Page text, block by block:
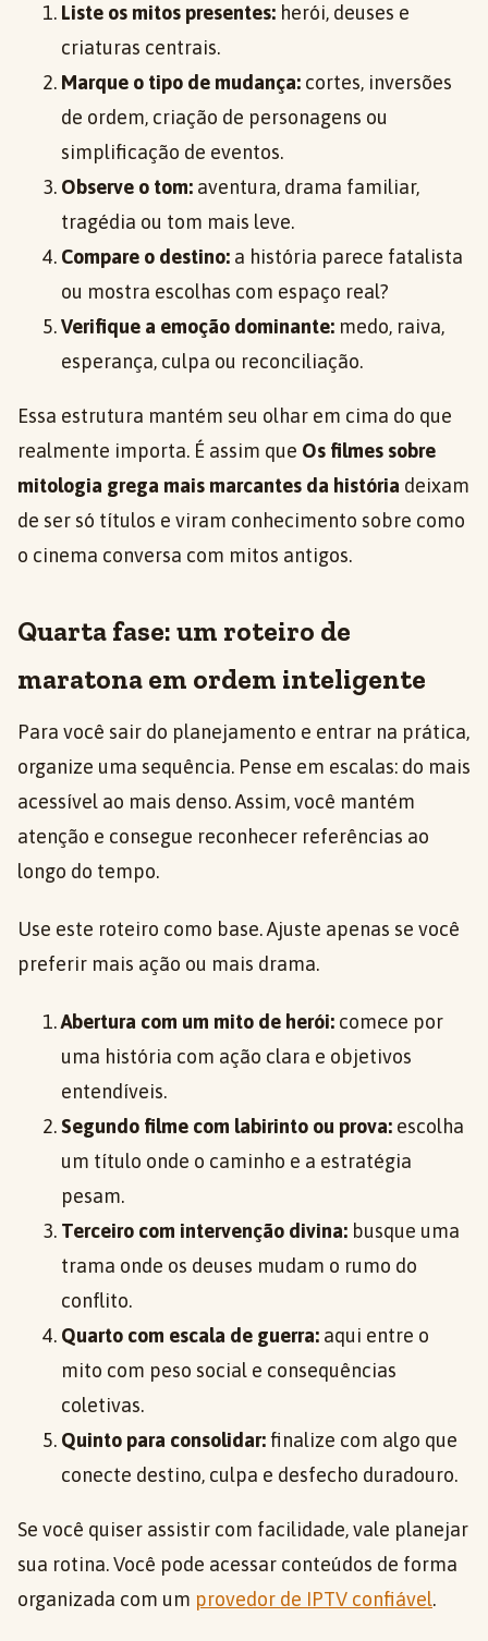
Liste os mitos presentes: herói, deuses e
criaturas centrais.
Marque o tipo de mudança: cortes, inversões
de ordem, criação de personagens ou
simplificação de eventos.
Observe o tom: aventura, drama familiar,
tragédia ou tom mais leve.
Compare o destino: a história parece fatalista
ou mostra escolhas com espaço real?
Verifique a emoção dominante: medo, raiva,
esperança, culpa ou reconciliação.
Essa estrutura mantém seu olhar em cima do que
realmente importa. É assim que Os filmes sobre
mitologia grega mais marcantes da história deixam
de ser só títulos e viram conhecimento sobre como
o cinema conversa com mitos antigos.
Quarta fase: um roteiro de
maratona em ordem inteligente
Para você sair do planejamento e entrar na prática,
organize uma sequência. Pense em escalas: do mais
acessível ao mais denso. Assim, você mantém
atenção e consegue reconhecer referências ao
longo do tempo.
Use este roteiro como base. Ajuste apenas se você
preferir mais ação ou mais drama.
Abertura com um mito de herói: comece por
uma história com ação clara e objetivos
entendíveis.
Segundo filme com labirinto ou prova: escolha
um título onde o caminho e a estratégia
pesam.
Terceiro com intervenção divina: busque uma
trama onde os deuses mudam o rumo do
conflito.
Quarto com escala de guerra: aqui entre o
mito com peso social e consequências
coletivas.
Quinto para consolidar:finalize com algo que
conecte destino, culpa e desfecho duradouro.
Se você quiser assistir com facilidade, vale planejar
sua rotina. Você pode acessar conteúdos de forma
organizada com um provedor de IPTV confiável.